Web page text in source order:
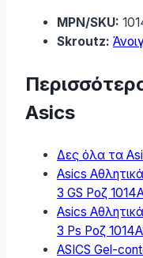
MPN/SKU:
Skroutz:
Asics
Δες όλα τα
Asics
3 GS Ροζ
Asics
3 Ps Ροζ
ASICS Gel-